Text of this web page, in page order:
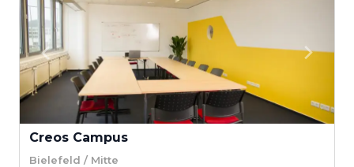
Creos Campus
Bielefeld / Mitte